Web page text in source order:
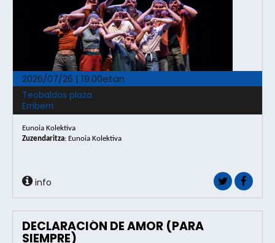
2026/07/26 | 19.00etan
Teobaldos plaza
Erriberri
Eunoia Kolektiva
Zuzendaritza: Eunoia Kolektiva
info
DECLARACIÓN DE AMOR (PARA
SIEMPRE)